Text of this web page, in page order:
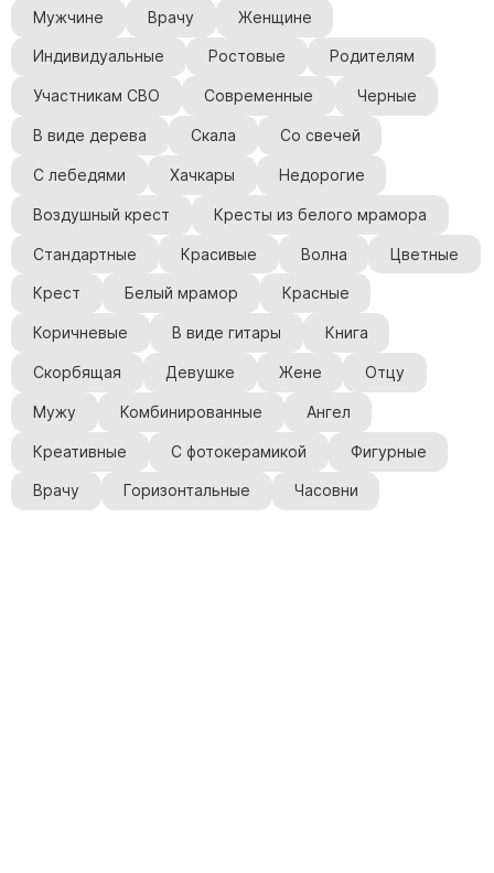
Мужчине Врачу Женщине
Индивидуальные Ростовые Родителям
Участникам СВО Современные Черные
В виде дерева Скала Со свечей
С лебедями Хачкары Недорогие
Воздушный крест Кресты из белого мрамора
Стандартные Красивые Волна Цветные
Крест Белый мрамор Красные
Коричневые В виде гитары Книга
Скорбящая Девушке Жене Отцу
Мужу Комбинированные Ангел
Креативные С фотокерамикой Фигурные
Врачу Горизонтальные Часовни